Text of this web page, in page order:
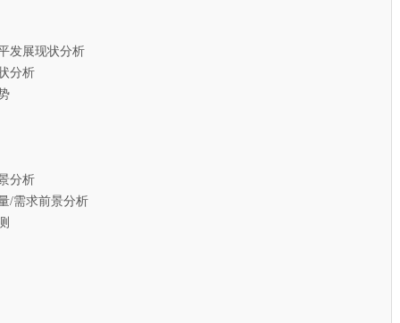
发展现状分析
分析
分析
/需求前景分析